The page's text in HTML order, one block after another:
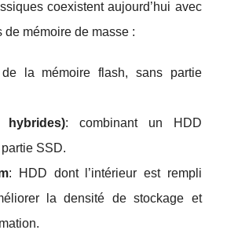
coexistent aujourd’hui avec
de mémoire de masse :
la mémoire flash, sans partie
hybrides): combinant un HDD
SSD.
: HDD dont l’intérieur est rempli
la densité de stockage et